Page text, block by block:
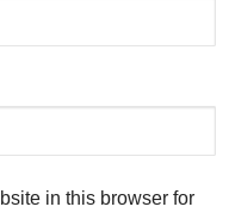
in this browser for